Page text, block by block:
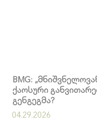
BMG:
ქაოსური
გენგეგმა?
04.29.2026